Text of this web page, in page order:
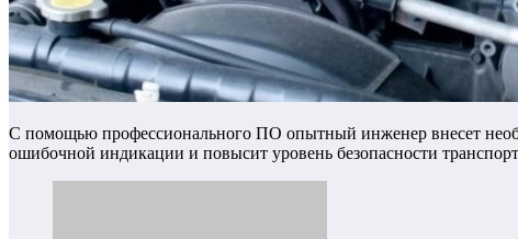
С помощью профессионального ПО опытный инженер внесет
ошибочной индикации и повысит уровень безопасности